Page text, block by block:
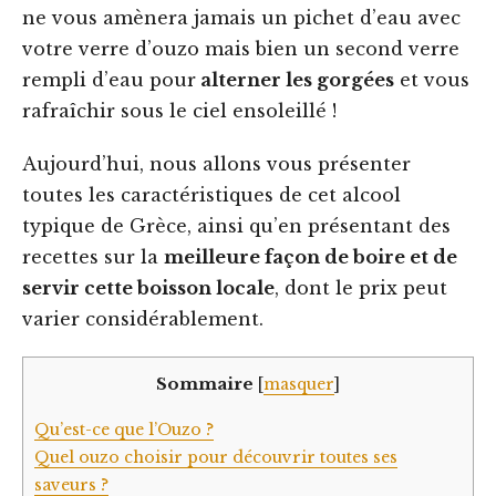
ne vous amènera jamais un pichet d’eau avec
votre verre d’ouzo mais bien un second verre
rempli d’eau pour alterner les gorgées et vous
rafraîchir sous le ciel ensoleillé !
Aujourd’hui, nous allons vous présenter
toutes les caractéristiques de cet alcool
typique de Grèce, ainsi qu’en présentant des
recettes sur la meilleure façon de boire et de
servir cette boisson locale, dont le prix peut
varier considérablement.
Sommaire masquer
Qu’est-ce que l’Ouzo ?
Quel ouzo choisir pour découvrir toutes ses
saveurs ?